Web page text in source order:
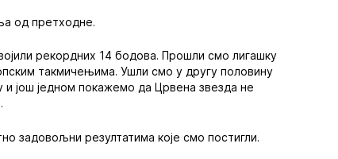
од претходне.
рекордних 14 бодова. Прошли смо лигашку
такмичењима. Ушли смо у другу половину
и још једном покажемо да Црвена звезда не
задовољни резултатима које смо постигли.